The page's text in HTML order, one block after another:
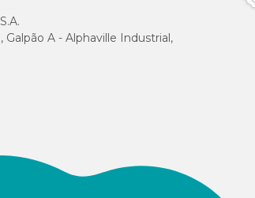
3.000mg/kg
Galpão A - Alphaville Industrial,